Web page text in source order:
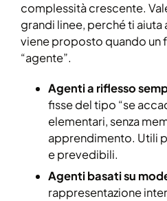
complessità crescente.
grandi linee, perché ti aiuta
viene proposto quando un
“agente”.
Agenti a riflesso
fisse del tipo “se
elementari, senza
apprendimento. Utili
e prevedibili.
Agenti basati su
rappresentazione